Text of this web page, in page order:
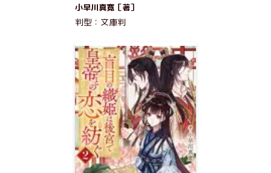
小早川真寛［著］
判型：文庫判